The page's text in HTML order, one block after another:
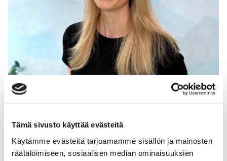
Tämä sivusto käyttää evästeitä
Käytämme evästeitä tarjoamamme sisällön ja mainosten
räätälöimiseen, sosiaalisen median ominaisuuksien
Sara Salminen
Fysioterapeutti